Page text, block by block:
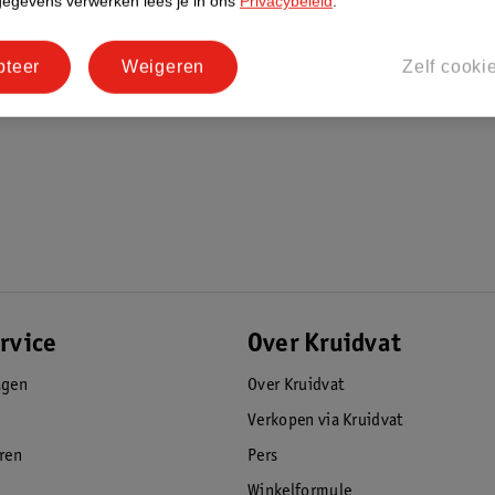
tegen de intensiteit van competitieve
met het gewicht, wat je
effectief te versterken
wat zorgt voor een universele en
Over Kruidvat
Over Kruidvat
Verkopen via Kruidvat
Pers
Zelf
Weigeren